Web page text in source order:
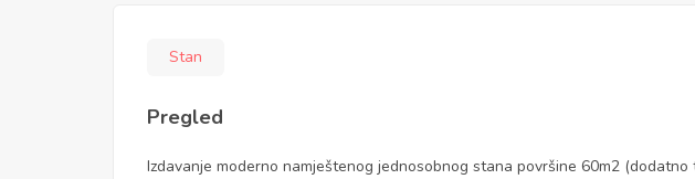
Stan
Pregled
Izdavanje moderno namještenog jednosobnog stana površine 60m2